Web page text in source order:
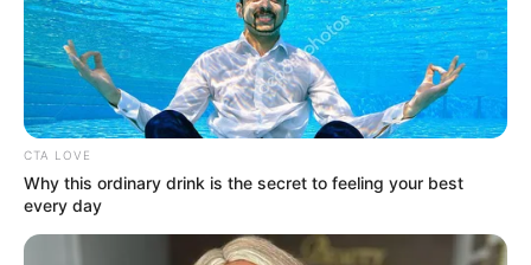
CDMB
CDMB / Contenido Patrocinado
Por: Redacción comercial
Octubre 20, 2025
COMPARTIR
CTA LOVE
Why this ordinary drink is the secret to feeling your best
every day